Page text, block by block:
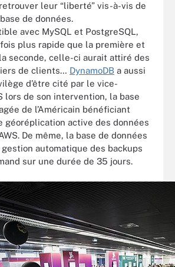
leur “liberté” vis-à-vis de
de données.
avec MySQL et PostgreSQL,
plus rapide que la première et
seconde, celle-ci aurait attiré des
de clients… DynamoDB a aussi
d’être cité par le vice-
lors de son intervention, la base
de l’Américain bénéficiant
géoréplication active des données
De même, la base de données
gestion automatique des backups
sur une durée de 35 jours.